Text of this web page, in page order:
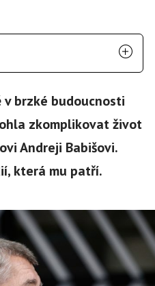
brzké budoucnosti
zkomplikovat život
Andreji Babišovi.
která mu patří.